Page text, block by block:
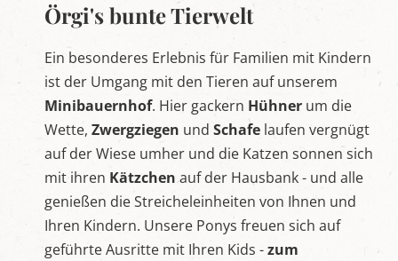
Örgi's bunte Tierwelt
Ein besonderes Erlebnis für Familien mit Kindern
ist der Umgang mit den Tieren auf unserem
Minibauernhof. Hier gackern Hühner um die
Wette, Zwergziegen und Schafe laufen vergnügt
auf der Wiese umher und die Katzen sonnen sich
mit ihren Kätzchenauf der Hausbank - und alle
genießen die Streicheleinheiten von Ihnen und
Ihren Kindern. Unsere Ponys freuen sich auf
geführte Ausritte mit Ihren Kids -zum